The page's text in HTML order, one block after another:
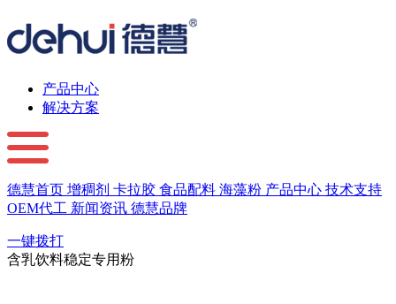
产品中心
解决方案
德慧首页 增稠剂 卡拉胶 食品配料 海藻粉 产品中心 技术支持
OEM代工 新闻资讯 德慧品牌
一键拨打
含乳饮料稳定专用粉